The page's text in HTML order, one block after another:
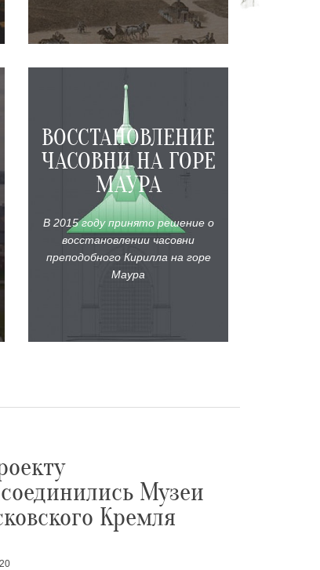
ВОССТАНОВЛЕНИЕ
ЧАСОВНИ НА ГОРЕ
МАУРА
В 2015 году принято решение о
восстановлении часовни
преподобного Кирилла на горе
Маура
Музеи
Кремля